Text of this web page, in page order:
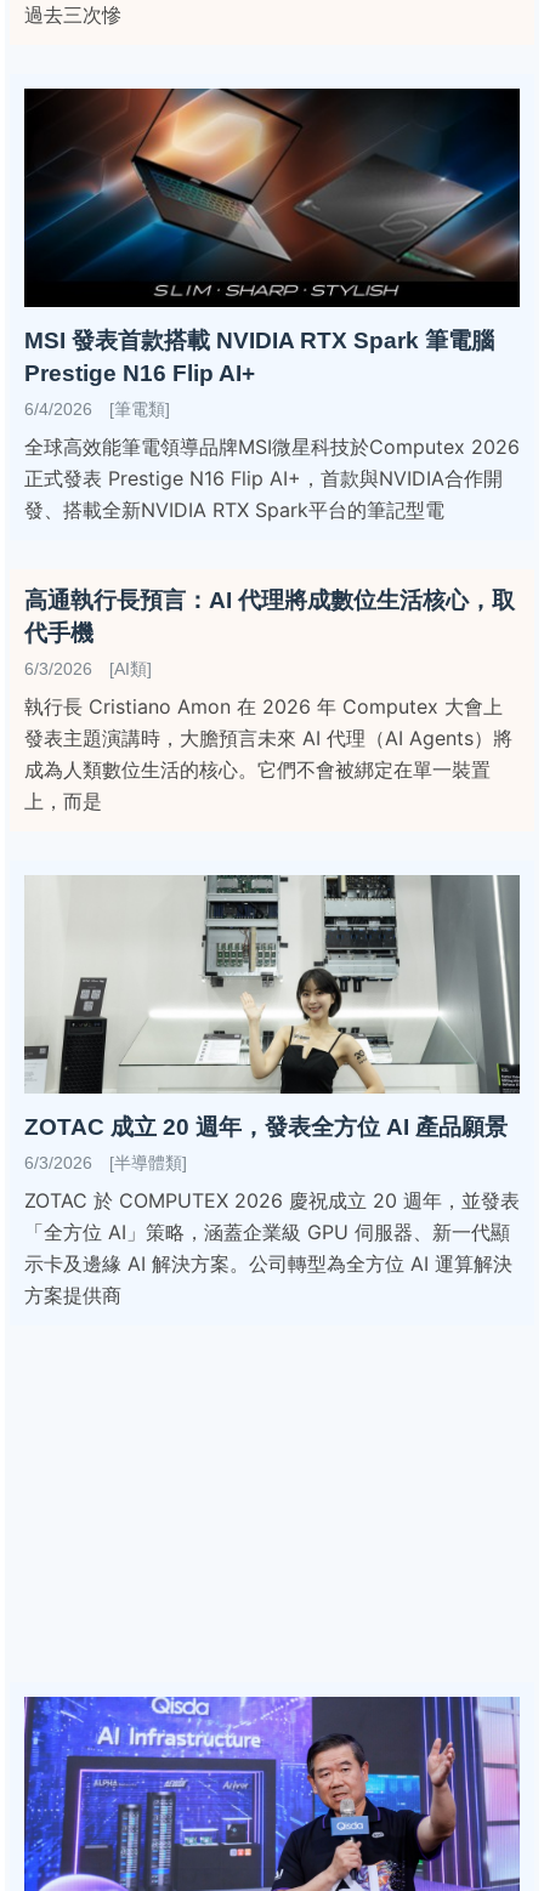
過去三次慘
MSI 發表首款搭載 NVIDIA RTX Spark 筆電腦
Prestige N16 Flip AI+
6/4/2026 [筆電類]
全球高效能筆電領導品牌MSI微星科技於Computex 2026
正式發表 Prestige N16 Flip AI+，首款與NVIDIA合作開
發、搭載全新NVIDIA RTX Spark平台的筆記型電
高通執行長預言：AI 代理將成數位生活核心，取
代手機
6/3/2026 [AI類]
執行長 Cristiano Amon 在 2026 年 Computex 大會上
發表主題演講時，大膽預言未來 AI 代理（AI Agents）將
成為人類數位生活的核心。它們不會被綁定在單一裝置
上，而是
ZOTAC 成立 20 週年，發表全方位 AI 產品願景
6/3/2026 [半導體類]
ZOTAC 於 COMPUTEX 2026 慶祝成立 20 週年，並發表
「全方位 AI」策略，涵蓋企業級 GPU 伺服器、新一代顯
示卡及邊緣 AI 解決方案。公司轉型為全方位 AI 運算解決
方案提供商